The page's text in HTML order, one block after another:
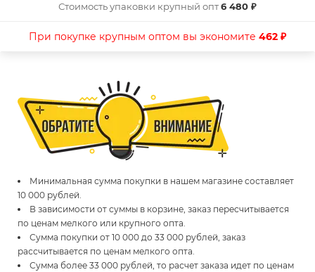
Стоимость упаковки крупный опт6 480 ₽
При покупке крупным оптом вы экономите 462 ₽
Минимальная сумма покупки в нашем магазине составляет
10 000 рублей.
В зависимости от суммы в корзине, заказ пересчитывается
по ценам мелкого или крупного опта.
Сумма покупки от 10 000 до 33 000 рублей, заказ
рассчитывается по ценам мелкого опта.
Сумма более 33 000 рублей, то расчет заказа идет по ценам